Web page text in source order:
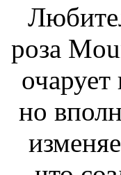
роза
но